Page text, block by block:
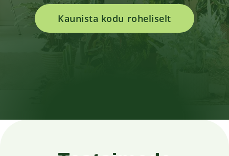
Kaunista kodu roheliselt